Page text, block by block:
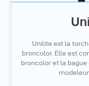
Unilite est la
broncolor. Elle est
broncolor et la